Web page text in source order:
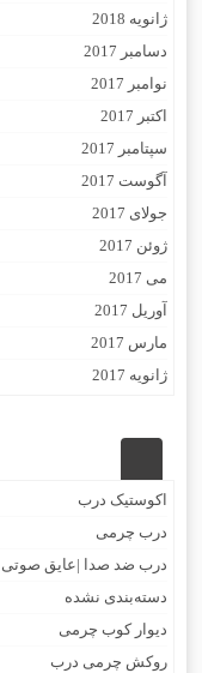
ژانویه 2018
دسامبر 2017
نوامبر 2017
اکتبر 2017
سپتامبر 2017
آگوست 2017
جولای 2017
ژوئن 2017
می 2017
آوریل 2017
مارس 2017
ژانویه 2017
اکوستیک درب
درب چرمی
درب ضد صدا |عایق صوتی
دسته‌بندی نشده
دیوار کوب چرمی
روکش چرمی درب